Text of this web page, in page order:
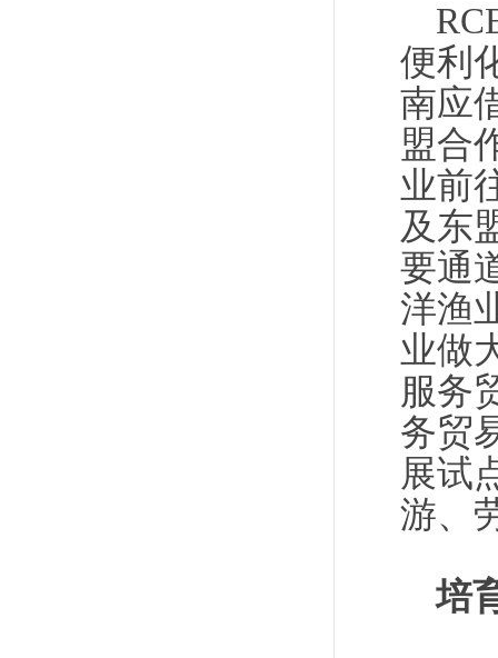
便利
南应
盟合
业前
及东
要通
洋渔
业做
服务
务贸
展试
游、
培